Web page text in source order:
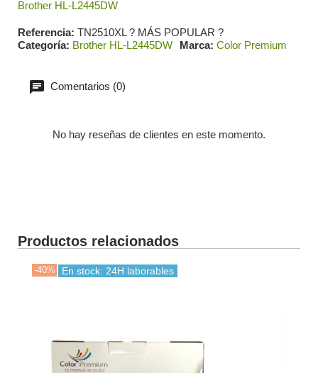
Brother HL-L2445DW
Referencia TN2510XL ? MÁS POPULAR ?
Categoría Brother HL-L2445DW Marca Color Premium
Comentarios (0)
No hay reseñas de clientes en este momento.
Productos relacionados
-40% En stock: 24H laborables